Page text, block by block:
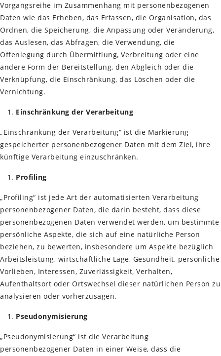
Vorgangsreihe im Zusammenhang mit personenbezogenen
Daten wie das Erheben, das Erfassen, die Organisation, das
Ordnen, die Speicherung, die Anpassung oder Veränderung,
das Auslesen, das Abfragen, die Verwendung, die
Offenlegung durch Übermittlung, Verbreitung oder eine
andere Form der Bereitstellung, den Abgleich oder die
Verknüpfung, die Einschränkung, das Löschen oder die
Vernichtung.
Einschränkung der Verarbeitung
„Einschränkung der Verarbeitung“ ist die Markierung
gespeicherter personenbezogener Daten mit dem Ziel, ihre
künftige Verarbeitung einzuschränken.
Profiling
„Profiling“ ist jede Art der automatisierten Verarbeitung
personenbezogener Daten, die darin besteht, dass diese
personenbezogenen Daten verwendet werden, um bestimmte
persönliche Aspekte, die sich auf eine natürliche Person
beziehen, zu bewerten, insbesondere um Aspekte bezüglich
Arbeitsleistung, wirtschaftliche Lage, Gesundheit, persönliche
Vorlieben, Interessen, Zuverlässigkeit, Verhalten,
Aufenthaltsort oder Ortswechsel dieser natürlichen Person zu
analysieren oder vorherzusagen.
Pseudonymisierung
„Pseudonymisierung“ ist die Verarbeitung
personenbezogener Daten in einer Weise, dass die